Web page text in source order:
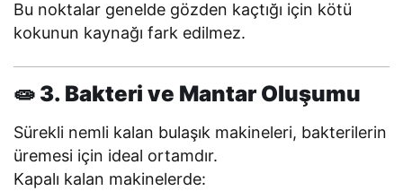
Bu noktalar genelde gözden kaçtığı için kötü
kokunun kaynağı fark edilmez.
🧫 3. Bakteri ve Mantar Oluşumu
Sürekli nemli kalan bulaşık makineleri, bakterilerin
üremesi için ideal ortamdır.
Kapalı kalan makinelerde: